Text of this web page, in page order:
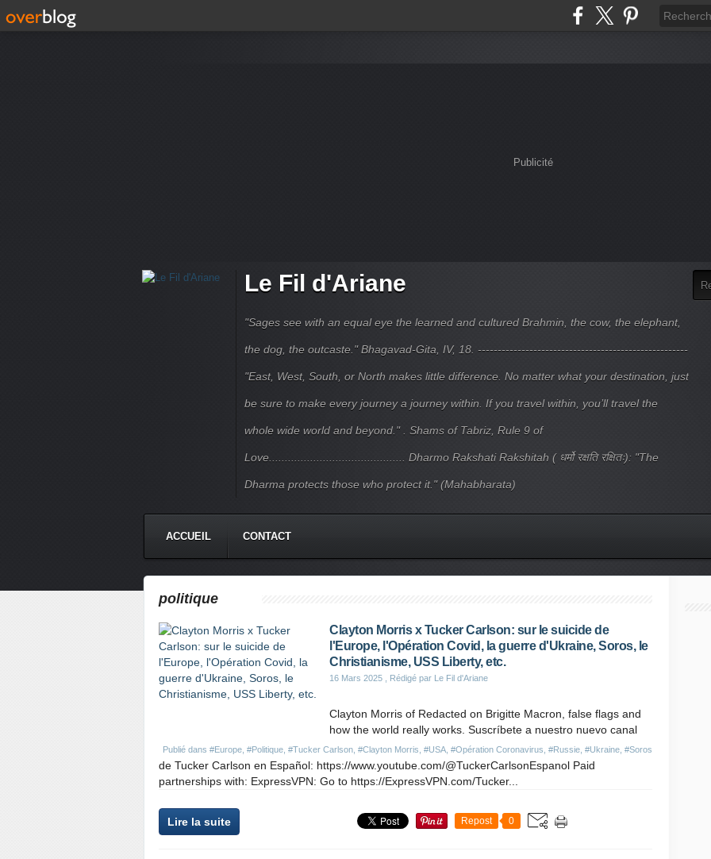
Publicité
Le Fil d'Ariane
"Sages see with an equal eye the learned and cultured Brahmin, the cow, the elephant,
the dog, the outcaste." Bhagavad-Gita, IV, 18. -----------------------------------------------------
"East, West, South, or North makes little difference. No matter what your destination, just
be sure to make every journey a journey within. If you travel within, you’ll travel the
whole wide world and beyond." . Shams of Tabriz, Rule 9 of
Love........................................... Dharmo Rakshati Rakshitah ( धर्मो रक्षति रक्षितः): "The
Dharma protects those who protect it." (Mahabharata)
ACCUEIL CONTACT
politique
Clayton Morris x Tucker Carlson: sur le suicide de
l'Europe, l'Opération Covid, la guerre d'Ukraine, Soros, le
Christianisme, USS Liberty, etc.
16 Mars 2025 , Rédigé par Le Fil d'Ariane
Publié dans #Europe #Politique #Tucker Carlson #Clayton Morris #USA #Opération Coronavirus #Russie #Ukraine #Soros
Clayton Morris of Redacted on Brigitte Macron, false flags and
how the world really works. Suscríbete a nuestro nuevo canal
de Tucker Carlson en Español: https://www.youtube.com/@TuckerCarlsonEspanol Paid
partnerships with: ExpressVPN: Go to https://ExpressVPN.com/Tucker...
Lire la suite Repost 0